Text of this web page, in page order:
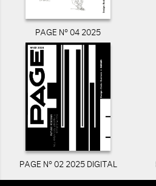
PAGE N° 04 2025
PAGE N° 02 2025 DIGITAL